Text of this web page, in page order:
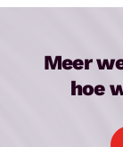
Meer
hoe